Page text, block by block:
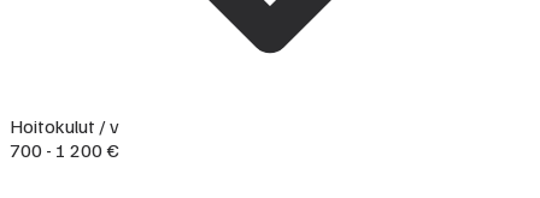
Hoitokulut / v
700 - 1 200 €